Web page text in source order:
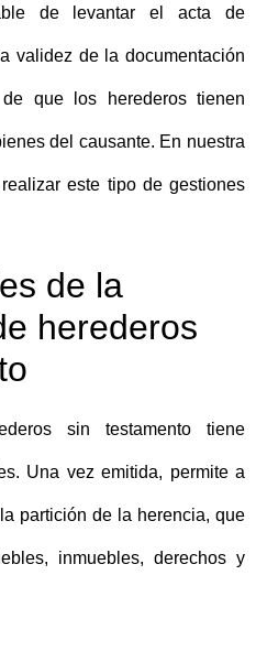
de levantar el acta de
validez de la documentación
de que los herederos tienen
del causante. En nuestra
este tipo de gestiones
de la
herederos
sin testamento tiene
Una vez emitida, permite a
partición de la herencia, que
inmuebles, derechos y